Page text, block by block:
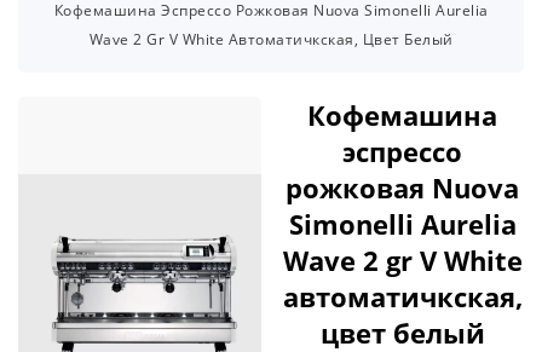
Кофемашина Эспрессо Рожковая Nuova Simonelli Aurelia
Wave 2 Gr V White Автоматичкская, Цвет Белый
Кофемашина
эспрессо
рожковая Nuova
Simonelli Aurelia
Wave 2 gr V White
автоматичкская,
цвет белый